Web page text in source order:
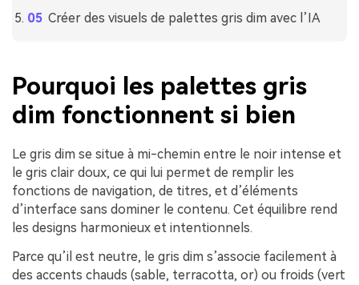
Créer des visuels de palettes gris dim avec l’IA
Pourquoi les palettes gris
dim fonctionnent si bien
Le gris dim se situe à mi-chemin entre le noir intense et
le gris clair doux, ce qui lui permet de remplir les
fonctions de navigation, de titres, et d’éléments
d’interface sans dominer le contenu. Cet équilibre rend
les designs harmonieux et intentionnels.
Parce qu’il est neutre, le gris dim s’associe facilement à
des accents chauds (sable, terracotta, or) ou froids (vert